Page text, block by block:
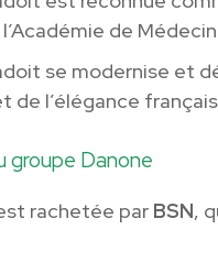
de
se modernise et
de l’élégance
groupe Danone
rachetée par BSN,